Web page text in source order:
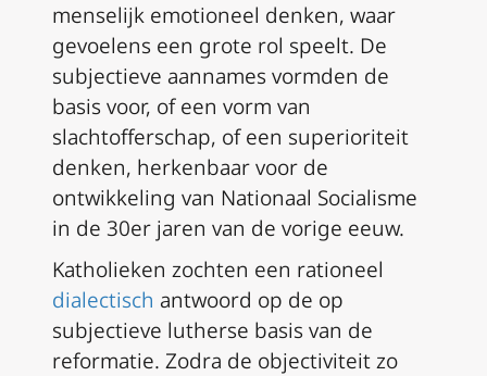
menselijk emotioneel denken, waar
gevoelens een grote rol speelt. De
subjectieve aannames vormden de
basis voor, of een vorm van
slachtofferschap, of een superioriteit
denken, herkenbaar voor de
ontwikkeling van Nationaal Socialisme
in de 30er jaren van de vorige eeuw.
Katholieken zochten een rationeel
dialectisch antwoord op de op
subjectieve lutherse basis van de
reformatie. Zodra de objectiviteit zo